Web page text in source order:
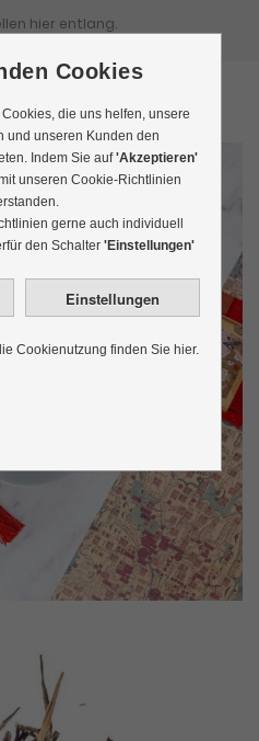
hier entlang.
Cookies
die uns helfen, unsere
und unseren Kunden den
Indem Sie auf'Akzeptieren'
unseren Cookie-Richtlinien
gerne auch individuell
den Schalter 'Einstellungen'
Cookienutzung finden Sie hier.